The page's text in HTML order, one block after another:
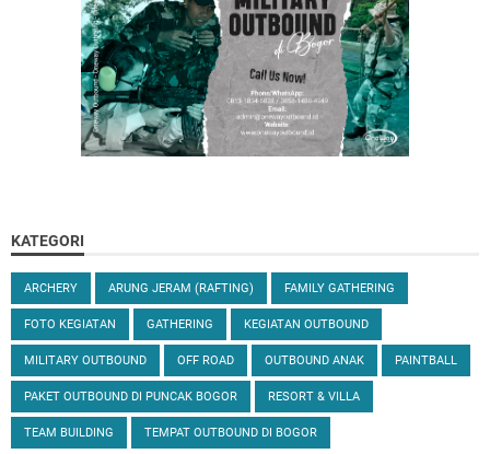
KATEGORI
ARCHERY ARUNG JERAM (RAFTING) FAMILY GATHERING
FOTO KEGIATAN GATHERING KEGIATAN OUTBOUND
MILITARY OUTBOUND OFF ROAD OUTBOUND ANAK PAINTBALL
PAKET OUTBOUND DI PUNCAK BOGOR RESORT & VILLA
TEAM BUILDING TEMPAT OUTBOUND DI BOGOR